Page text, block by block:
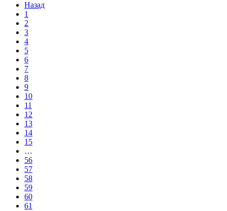
Назад
1
2
3
4
5
6
7
8
9
10
11
12
13
14
15
…
56
57
58
59
60
61